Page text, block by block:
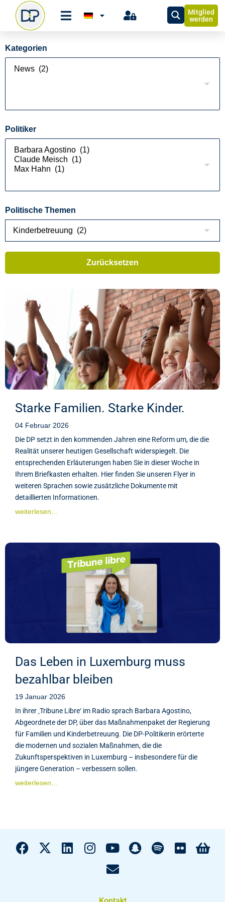
Mitglied
werden
Kategorien
Politiker
Politische Themen
Starke Familien. Starke Kinder.
04 Februar 2026
Die DP setzt in den kommenden Jahren eine Reform um, die die
Realität unserer heutigen Gesellschaft widerspiegelt. Die
entsprechenden Erläuterungen haben Sie in dieser Woche in
Ihrem Briefkasten erhalten. Hier finden Sie unseren Flyer in
weiteren Sprachen sowie zusätzliche Dokumente mit
detaillierten Informationen.
weiterlesen...
Das Leben in Luxemburg muss
bezahlbar bleiben
19 Januar 2026
In ihrer ‚Tribune Libre‘ im Radio sprach Barbara Agostino,
Abgeordnete der DP, über das Maßnahmenpaket der Regierung
für Familien und Kinderbetreuung. Die DP-Politikerin erörterte
die modernen und sozialen Maßnahmen, die die
Zukunftsperspektiven in Luxemburg – insbesondere für die
jüngere Generation – verbessern sollen.
weiterlesen...